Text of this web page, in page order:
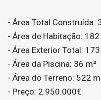
- Área Total Construída:
- Área de Habitação: 182
- Área Exterior Total: 173
- Área da Piscina: 36 m²
- Área do Terreno: 522
- Preço: 2.950.000€